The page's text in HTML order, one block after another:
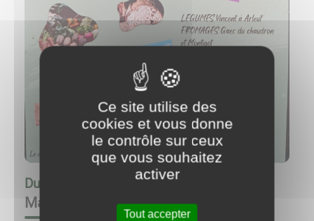
Du 09/08/26 à 10:00 au 09/08/26 à 14:00
Marché à la ferme GAEC du Chaudron
Ce site utilise des
cookies et vous donne
le contrôle sur ceux
que vous souhaitez
activer
Tout accepter